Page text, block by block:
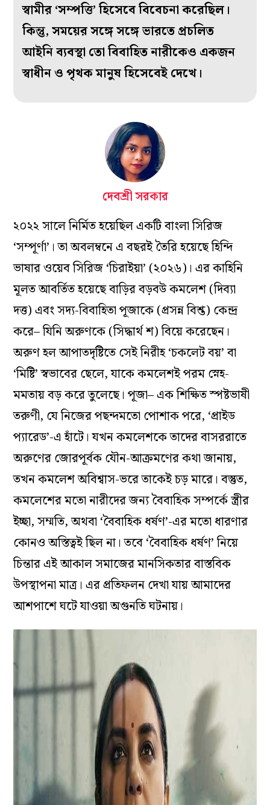
স্বামীর ‘সম্পত্তি’ হিসেবে বিবেচনা করেছিল।
কিন্তু, সময়ের সঙ্গে সঙ্গে ভারতে প্রচলিত
আইনি ব্যবস্থা তো বিবাহিত নারীকেও একজন
স্বাধীন ও পৃথক মানুষ হিসেবেই দেখে।
দেবশ্রী সরকার
২০২২ সালে নির্মিত হয়েছিল একটি বাংলা সিরিজ
‘সম্পূর্ণা’। তা অবলম্বনে এ বছরই তৈরি হয়েছে হিন্দি
ভাষার ওয়েব সিরিজ ‘চিরাইয়া’ (২০২৬)। এর কাহিনি
মূলত আবর্তিত হয়েছে বাড়ির বড়বউ কমলেশ (দিব্যা
দত্ত) এবং সদ্য-বিবাহিতা পূজাকে (প্রসন্ন বিশ্ত) কেন্দ্র
করে– যিনি অরুণকে (সিদ্ধার্থ শ) বিয়ে করেছেন।
অরুণ হল আপাতদৃষ্টিতে সেই নিরীহ ‘চকলেট বয়’ বা
‘মিষ্টি’ স্বভাবের ছেলে, যাকে কমলেশই পরম স্নেহ-
মমতায় বড় করে তুলেছে। পূজা– এক শিক্ষিত স্পষ্টভাষী
তরুণী, যে নিজের পছন্দমতো পোশাক পরে, ‘প্রাইড
প্যারেড’-এ হাঁটে। যখন কমলেশকে তাদের বাসররাতে
অরুণের জোরপূর্বক যৌন-আক্রমণের কথা জানায়,
তখন কমলেশ অবিশ্বাস-ভরে তাকেই চড় মারে। বস্তুত,
কমলেশের মতো নারীদের জন্য বৈবাহিক সম্পর্কে স্ত্রীর
ইচ্ছা, সম্মতি, অথবা ‘বৈবাহিক ধর্ষণ’-এর মতো ধারণার
কোনও অস্তিত্বই ছিল না। তবে ‘বৈবাহিক ধর্ষণ’ নিয়ে
চিন্তার এই আকাল সমাজের মানসিকতার বাস্তবিক
উপস্থাপনা মাত্র। এর প্রতিফলন দেখা যায় আমাদের
আশপাশে ঘটে যাওয়া অগুনতি ঘটনায়।